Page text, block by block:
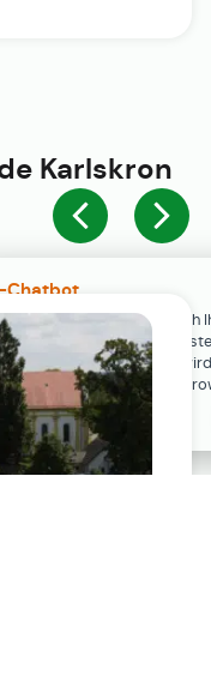
Chatbot
KI-Chatbot steht erst nach
in den Cookie-
Der Chat-Verlauf
lokal in Ihrem
Karlskron